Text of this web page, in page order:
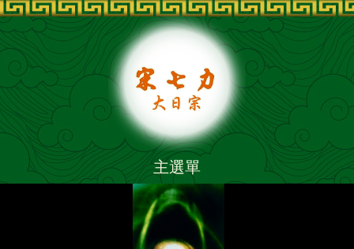
主選單